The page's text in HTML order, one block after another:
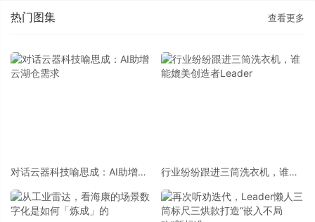
热门图集 查看更多
对话云器科技喻思成：AI助增云
行业纷纷跟进三筒洗衣机，谁能